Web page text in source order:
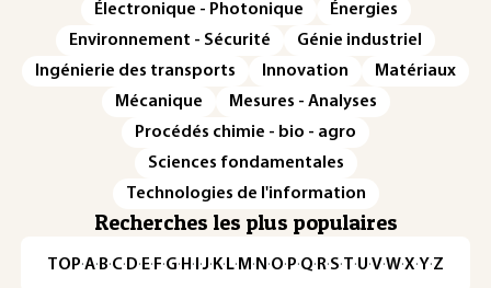
Électronique - Photonique
Énergies
Environnement - Sécurité
Génie industriel
Ingénierie des transports
Innovation
Matériaux
Mécanique
Mesures - Analyses
Procédés chimie - bio - agro
Sciences fondamentales
Technologies de l'information
Recherches les plus populaires
TOP·A·B·C·D·E·F·G·H·I·J·K·L·M·N·O·P·Q·R·S·T·U·V·W·X·Y·Z